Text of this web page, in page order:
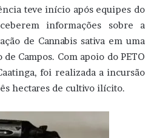
teve início após equipes do
informações sobre a
de Cannabis sativa em uma
Campos. Com apoio do PETO
foi realizada a incursão
hectares de cultivo ilícito.